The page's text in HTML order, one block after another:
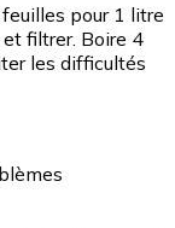
pour 1 litre
filtrer. Boire 4
les difficultés